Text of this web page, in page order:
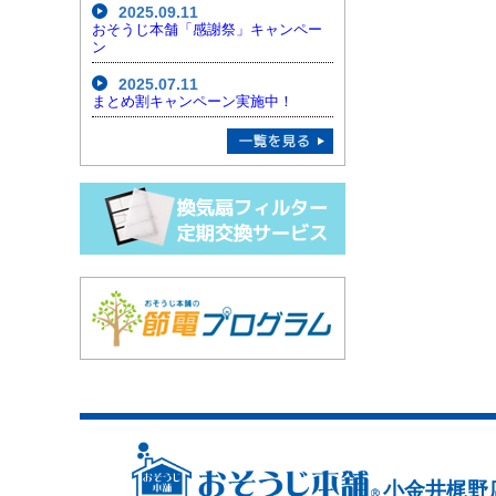
2025.09.11
おそうじ本舗「感謝祭」キャンペー
ン
2025.07.11
まとめ割キャンペーン実施中！
小金井梶野